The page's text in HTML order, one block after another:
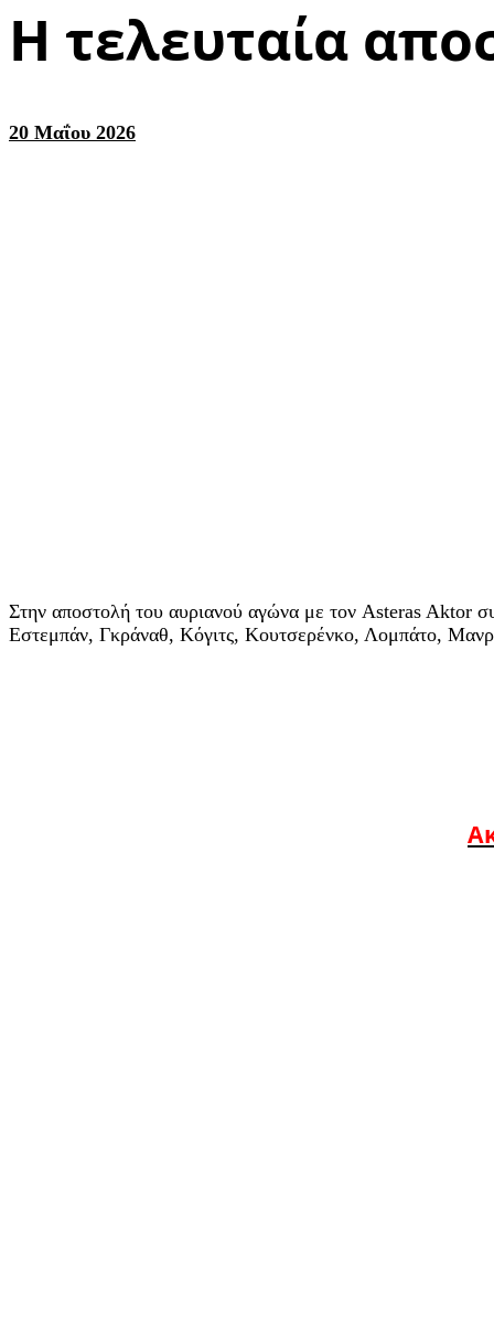
Η τελευταία
20 Μαΐου 2026
Στην αποστολή του αυριανού αγώνα με τον Asteras Aktor
Εστεμπάν, Γκράναθ, Κόγιτς, Κουτσερένκο, Λομπάτο,